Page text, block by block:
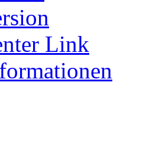
Link